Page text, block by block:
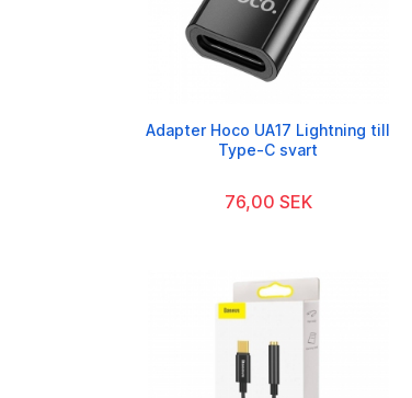
Adapter Hoco UA17 Lightning till
Type-C svart
76,00 SEK